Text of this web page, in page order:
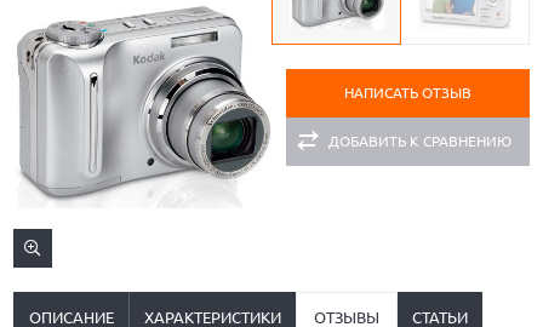
НАПИСАТЬ ОТЗЫВ
ДОБАВИТЬ К СРАВНЕНИЮ
ОПИСАНИЕ ХАРАКТЕРИСТИКИ ОТЗЫВЫ СТАТЬИ